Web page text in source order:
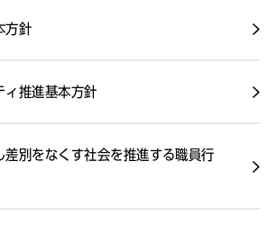
方針
ィ推進基本方針
差別をなくす社会を推進する職員行